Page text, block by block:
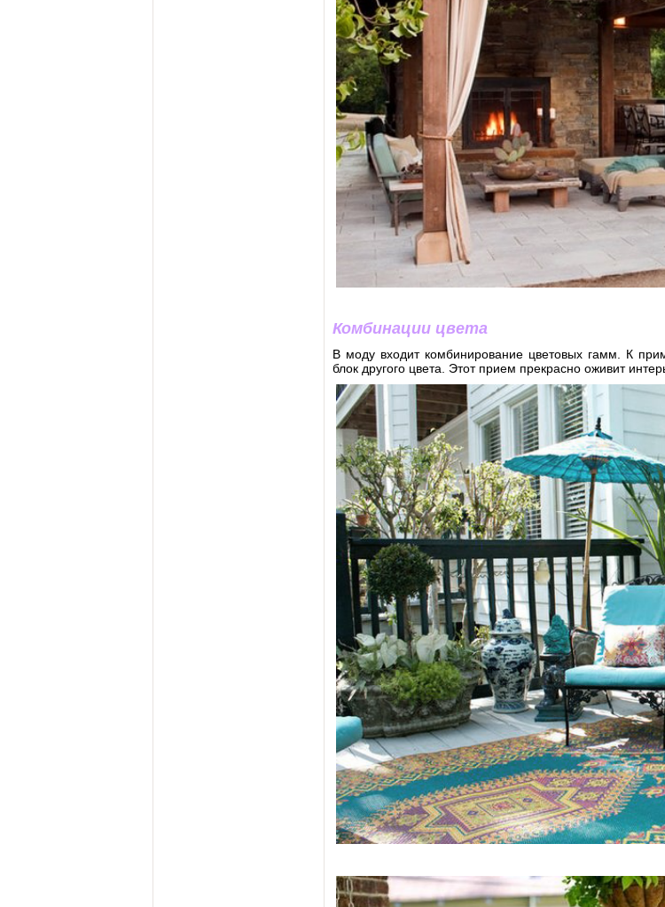
Комбинации цвета
В моду входит комбинирование цветовых гамм. К
блок другого цвета. Этот прием прекрасно оживит